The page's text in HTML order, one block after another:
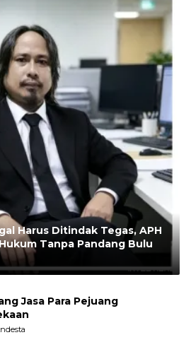
Harus Ditindak Tegas, APH
Tanpa Pandang Bulu
Jasa Para Pejuang